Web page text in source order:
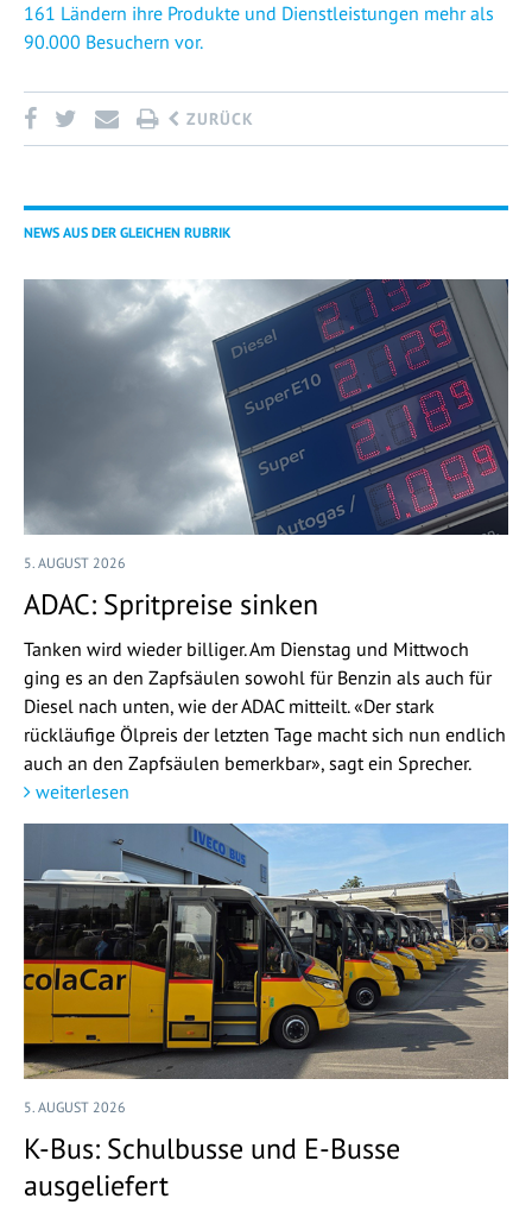
161 Ländern ihre Produkte und Dienstleistungen mehr als
90.000 Besuchern vor.
ZURÜCK
NEWS AUS DER GLEICHEN RUBRIK
5. AUGUST 2026
ADAC: Spritpreise sinken
Tanken wird wieder billiger. Am Dienstag und Mittwoch
ging es an den Zapfsäulen sowohl für Benzin als auch für
Diesel nach unten, wie der ADAC mitteilt. «Der stark
rückläufige Ölpreis der letzten Tage macht sich nun endlich
auch an den Zapfsäulen bemerkbar», sagt ein Sprecher.
weiterlesen
5. AUGUST 2026
K-Bus: Schulbusse und E-Busse
ausgeliefert